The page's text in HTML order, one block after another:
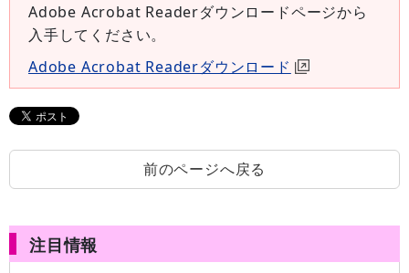
Adobe Acrobat Readerダウンロードページから
入手してください。
Adobe Acrobat Readerダウンロード
前のページへ戻る
注目情報